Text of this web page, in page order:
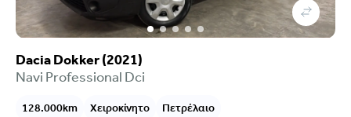
Dacia Dokker (2021)
Navi Professional Dci
128.000km Χειροκίνητο Πετρέλαιο